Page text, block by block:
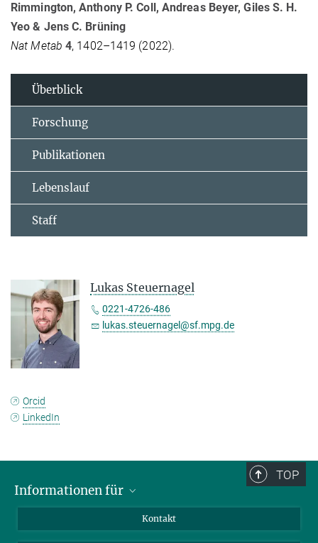
Rimmington, Anthony P. Coll, Andreas Beyer, Giles S. H.
Yeo & Jens C. Brüning
Nat Metab 4, 1402–1419 (2022).
Überblick
Forschung
Publikationen
Lebenslauf
Staff
Lukas Steuernagel
0221-4726-486
lukas.steuernagel@sf.mpg.de
Orcid
LinkedIn
TOP
Informationen für
Kontakt